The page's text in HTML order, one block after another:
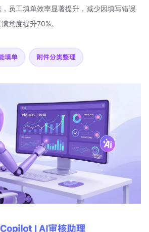
员工填单效率显著提升，减少因填写错误
意度提升70%。